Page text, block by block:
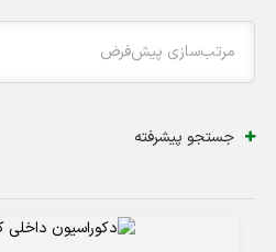
مرتب‌سازی پیش‌فرض
جستجو پیشرفته